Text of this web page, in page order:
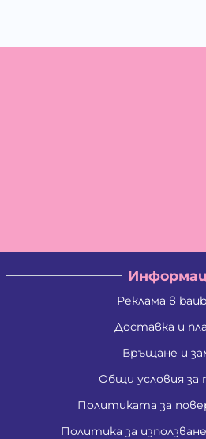
Реклама в
Доставка и
Връщане и
Общи условия за
Политиката за
Политика за